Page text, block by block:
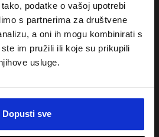
podatke o vašoj upotrebi
s partnerima za društvene
a oni ih mogu kombinirati s
im pružili ili koje su prikupili
usluge.
Dopusti sve